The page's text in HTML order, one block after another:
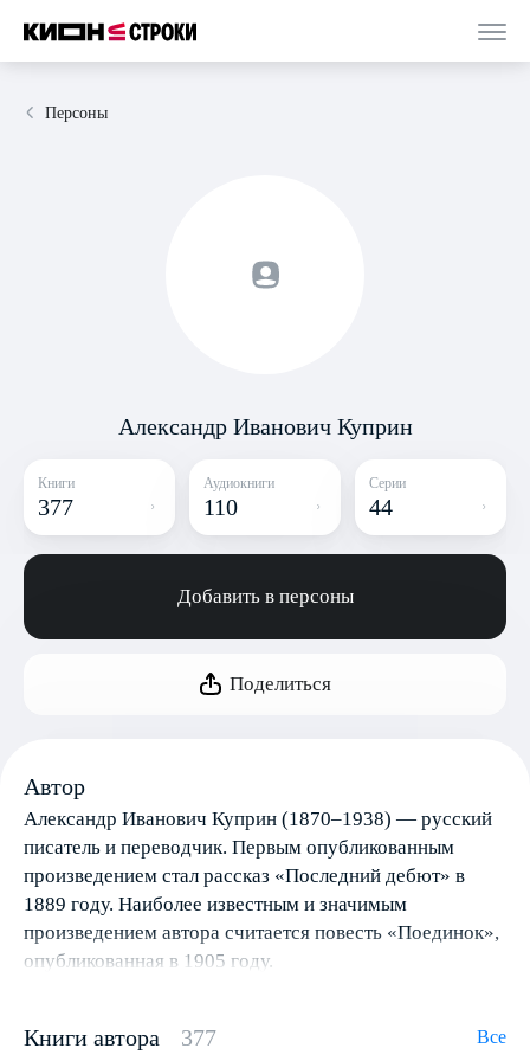
Персоны
Александр Иванович Куприн
Книги
377
Аудиокниги
110
Серии
44
Добавить в персоны
Поделиться
Автор
Александр Иванович Куприн (1870–1938) — русский
писатель и переводчик. Первым опубликованным
произведением стал рассказ «Последний дебют» в
1889 году. Наиболее известным и значимым
произведением автора считается повесть «Поединок»,
опубликованная в 1905 году.
Книги автора 377 Все